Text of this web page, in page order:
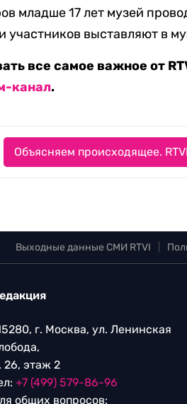
младше 17 лет музей
участников выставляют в
все самое важное от
канал.
Объясняем происходящее.
Выходные данные СМИ RTVI
г. Москва, ул. Ленинская
26, этаж 2
+7 (499) 579-86-96
общих вопросов: